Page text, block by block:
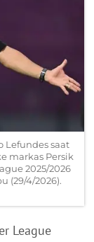
Lefundes saat
markas Persik
2025/2026
(29/4/2026).
League